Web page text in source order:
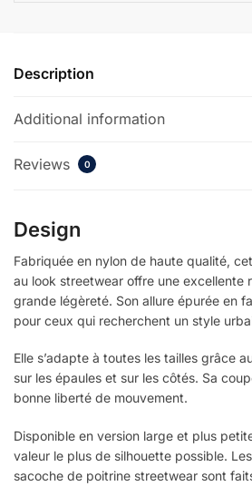
Description
Additional information
Reviews 0
Design
Fabriquée en nylon de haute qualité,
au look streetwear offre une excellente
grande légèreté. Son allure épurée en
pour ceux qui recherchent un style
Elle s’adapte à toutes les tailles grâce
sur les épaules et sur les côtés. Sa
bonne liberté de mouvement.
Disponible en version large et plus
valeur le plus de silhouette possible.
sacoche de poitrine streetwear sont